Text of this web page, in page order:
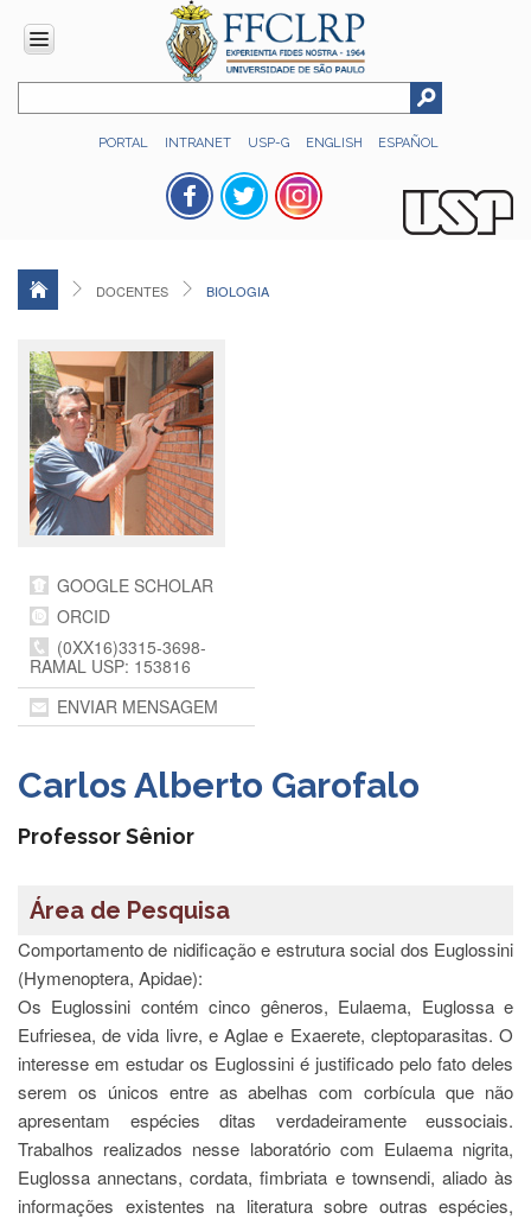
PORTAL INTRANET USP-G ENGLISH ESPAÑOL
INSTITUCIONAL
Histórico
Administração
Relatório
de
Gestão
FFCLRP
-
60
anos
GRADUAÇÃO
Apresentação
Atendimento
Online
Cursos
da
e
Horários
Estágios
Permanência
Estudantil
Agremiações
Diplomas
Disponíveis
DOCENTES BIOLOGIA
GOOGLE SCHOLAR
ORCID
(0XX16)3315-3698-
RAMAL USP: 153816
ENVIAR MENSAGEM
Carlos Alberto Garofalo
Professor Sênior
Área de Pesquisa
Comportamento de nidificação e estrutura social dos Euglossini
(Hymenoptera, Apidae):
Os Euglossini contém cinco gêneros, Eulaema, Euglossa e
Eufriesea, de vida livre, e Aglae e Exaerete, cleptoparasitas. O
interesse em estudar os Euglossini é justificado pelo fato deles
serem os únicos entre as abelhas com corbícula que não
apresentam espécies ditas verdadeiramente eussociais.
Trabalhos realizados nesse laboratório com Eulaema nigrita,
Euglossa annectans, cordata, fimbriata e townsendi, aliado às
informações existentes na literatura sobre outras espécies,